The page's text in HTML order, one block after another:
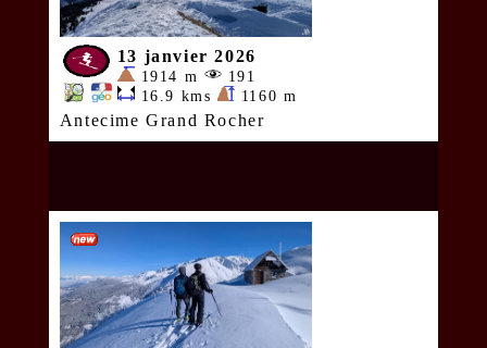
13 janvier 2026
1914 m
191
16.9 kms
1160 m
Antecime Grand Rocher